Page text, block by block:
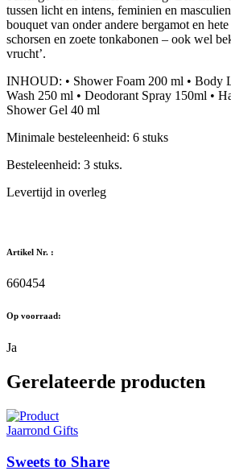
tussen licht en intens, feminien en
bouquet van onder andere bergamot en
schorsen en zoete tonkabonen – ook wel
vrucht’.
INHOUD: • Shower Foam 200 ml • Body
Wash 250 ml • Deodorant Spray 150ml •
Shower Gel 40 ml
Minimale besteleenheid: 6 stuks
Besteleenheid: 3 stuks.
Levertijd in overleg
Artikel Nr. :
660454
Op voorraad:
Ja
Gerelateerde producten
Jaarrond Gifts
Sweets to Share